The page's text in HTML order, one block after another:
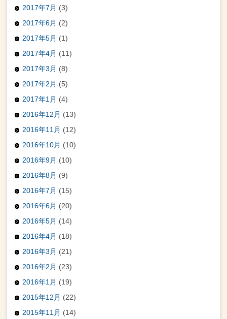
2017年7月 (3)
2017年6月 (2)
2017年5月 (1)
2017年4月 (11)
2017年3月 (8)
2017年2月 (5)
2017年1月 (4)
2016年12月 (13)
2016年11月 (12)
2016年10月 (10)
2016年9月 (10)
2016年8月 (9)
2016年7月 (15)
2016年6月 (20)
2016年5月 (14)
2016年4月 (18)
2016年3月 (21)
2016年2月 (23)
2016年1月 (19)
2015年12月 (22)
2015年11月 (14)